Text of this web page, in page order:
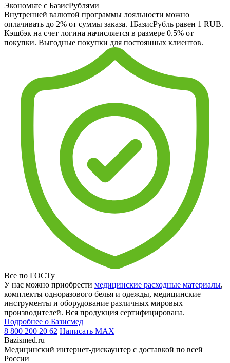
Экономьте с БазисРублями
Внутренней валютой программы лояльности можно
оплачивать до 2% от суммы заказа. 1БазисРубль равен 1 RUB.
Кэшбэк на счет логина начисляется в размере 0.5% от
покупки. Выгодные покупки для постоянных клиентов.
Все по ГОСТу
У нас можно приобрести медицинские расходные материалы,
комплекты одноразового белья и одежды, медицинские
инструменты и оборудование различных мировых
производителей. Вся продукция сертифицирована.
Подробнее о Базисмед
8 800 200 20 62 Написать MAX
Bazismed.ru
Медицинский интернет-дискаунтер с доставкой по всей
России